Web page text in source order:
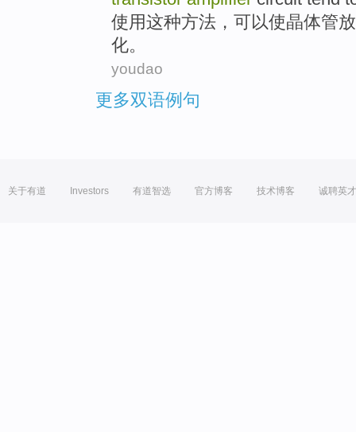
使用这种方法 ， 可以使晶体管
化。
youdao
更多双语例句
关于有道 Investors 有道智选 官方博客 技术博客 诚聘英才